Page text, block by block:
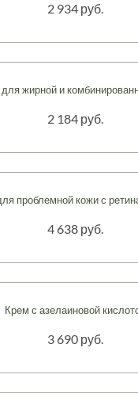
2 934 руб.
жирной и
2 184 руб.
проблемной кожи с
4 638 руб.
Крем с азелаиновой
3 690 руб.